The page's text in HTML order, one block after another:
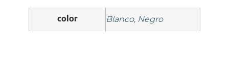
color Blanco, Negro